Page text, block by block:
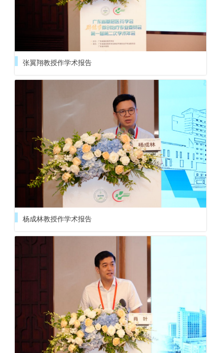
张翼翔教授作学术报告
杨成林教授作学术报告